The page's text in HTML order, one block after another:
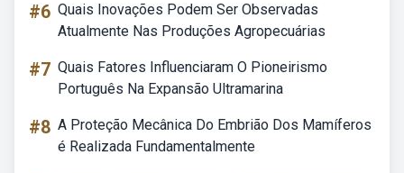
#6 Quais Inovações Podem Ser Observadas
Atualmente Nas Produções Agropecuárias
#7 Quais Fatores Influenciaram O Pioneirismo
Português Na Expansão Ultramarina
#8 A Proteção Mecânica Do Embrião Dos Mamíferos
é Realizada Fundamentalmente